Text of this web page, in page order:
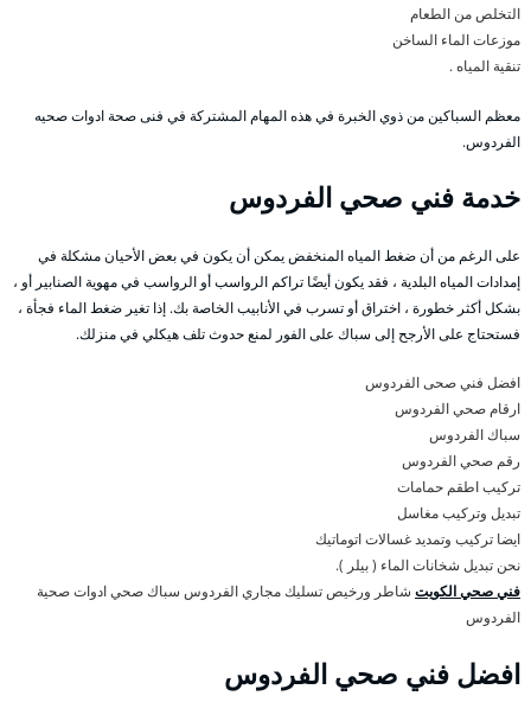
التخلص من الطعام
موزعات الماء الساخن
تنقية المياه .
معظم السباكين من ذوي الخبرة في هذه المهام المشتركة في فنى صحة ادوات صحيه
الفردوس.
خدمة فني صحي الفردوس
على الرغم من أن ضغط المياه المنخفض يمكن أن يكون في بعض الأحيان مشكلة في
إمدادات المياه البلدية ، فقد يكون أيضًا تراكم الرواسب أو الرواسب في مهوية الصنابير أو ،
بشكل أكثر خطورة ، اختراق أو تسرب في الأنابيب الخاصة بك. إذا تغير ضغط الماء فجأة ،
فستحتاج على الأرجح إلى سباك على الفور لمنع حدوث تلف هيكلي في منزلك.
افضل فني صحى الفردوس
ارقام صحي الفردوس
سباك الفردوس
رقم صحي الفردوس
تركيب اطقم حمامات
تبديل وتركيب مغاسل
ايضا تركيب وتمديد غسالات اتوماتيك
نحن تبديل شخانات الماء ( بيلر ).
فني صحي الكويت شاطر ورخيص تسليك مجاري الفردوس سباك صحي ادوات صحية
الفردوس
افضل فني صحي الفردوس